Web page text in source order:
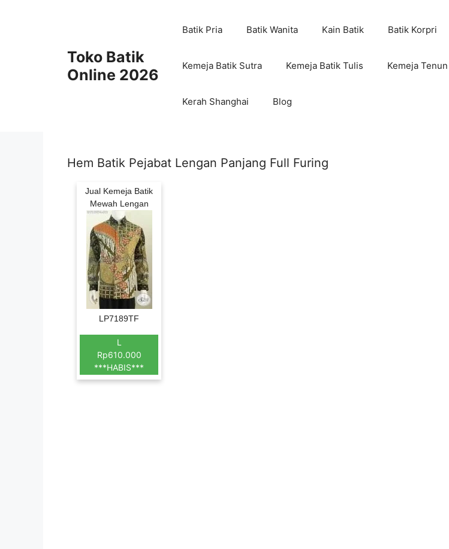
Toko Batik
Online 2026
Batik Pria Batik Wanita Kain Batik Batik Korpri
Kemeja Batik Sutra Kemeja Batik Tulis Kemeja Tenun
Kerah Shanghai Blog
Hem Batik Pejabat Lengan Panjang Full Furing
Jual Kemeja Batik
Mewah Lengan
LP7189TF
L
Rp610.000
***HABIS***